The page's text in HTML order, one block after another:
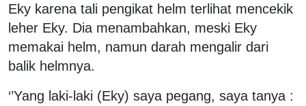
Eky karena tali pengikat helm terlihat mencekik
leher Eky. Dia menambahkan, meski Eky
memakai helm, namun darah mengalir dari
balik helmnya.
‘’Yang laki-laki (Eky) saya pegang, saya tanya :